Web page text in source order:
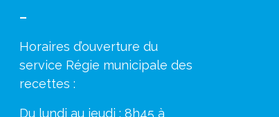
–
Horaires d’ouverture du
service Régie municipale des
recettes :
Du lundi au jeudi : 8h45 à